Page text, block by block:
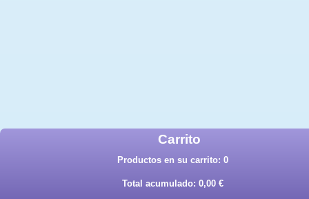
Carrito
Productos en su carrito: 0
Total acumulado: 0,00 €